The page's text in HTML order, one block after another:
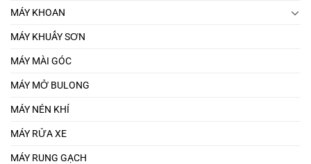
MÁY KHOAN
MÁY KHUẤY SƠN
MÁY MÀI GÓC
MÁY MỞ BULONG
MÁY NÉN KHÍ
MÁY RỬA XE
MÁY RUNG GẠCH